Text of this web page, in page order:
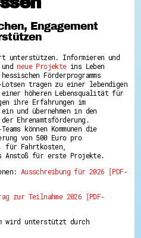
hilft Ukraine
dein Ehrenamt
| Trikotwettbewerb
| 80 Jahre Hessen - Engagement
x 80 Jahre x 1.000 €
Projekte
des Respekts
IT: Teile deine Infos!
dein Ehrenamt
Card Hessen
Lotsen
- Viele schaffen mehr
engagiert - Digitale Themenabende
Hessen
Engagement
unterstützen. Informieren und
neue Projekteins Leben
Förderprogramms
Lotsen tragen zu einer lebendigen
einer höheren Lebensqualität für
ihre Erfahrungen im
und übernehmen in den
Ehrenamtsförderung.
können Kommunen die
von 500 Euro pro
für Fahrtkosten,
für erste Projekte.
Ausschreibung für 2026 [PDF-
zur Teilnahme 2026 [PDF-
wird unterstützt durch